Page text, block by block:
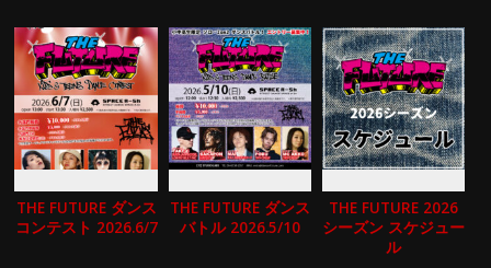
THE FUTURE ダンス
コンテスト 2026.6/7
THE FUTURE ダンス
バトル 2026.5/10
THE FUTURE 2026
シーズン スケジュー
ル